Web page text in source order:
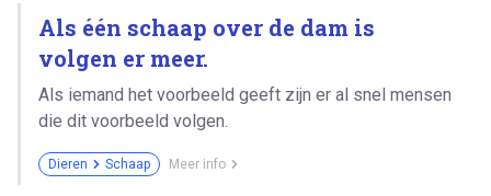
Als één schaap over de dam is
volgen er meer.
Als iemand het voorbeeld geeft zijn er al snel mensen
die dit voorbeeld volgen.
Dieren Schaap Meer info